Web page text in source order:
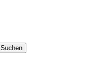
Suchen